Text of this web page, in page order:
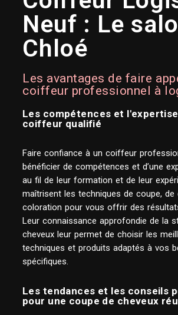
Neuf : Le
Chloé
Les avantages de faire
coiffeur professionnel à
Les compétences et
coiffeur qualifié
Faire confiance à un coiffeur
bénéficier de compétences et d’une
au fil de leur formation et de leur
maîtrisent les techniques de coupe,
coloration pour vous offrir des
Leur connaissance approfondie de la
cheveux leur permet de choisir les
techniques et produits adaptés à vos
spécifiques.
Les tendances et les conseils
pour une coupe de cheveux